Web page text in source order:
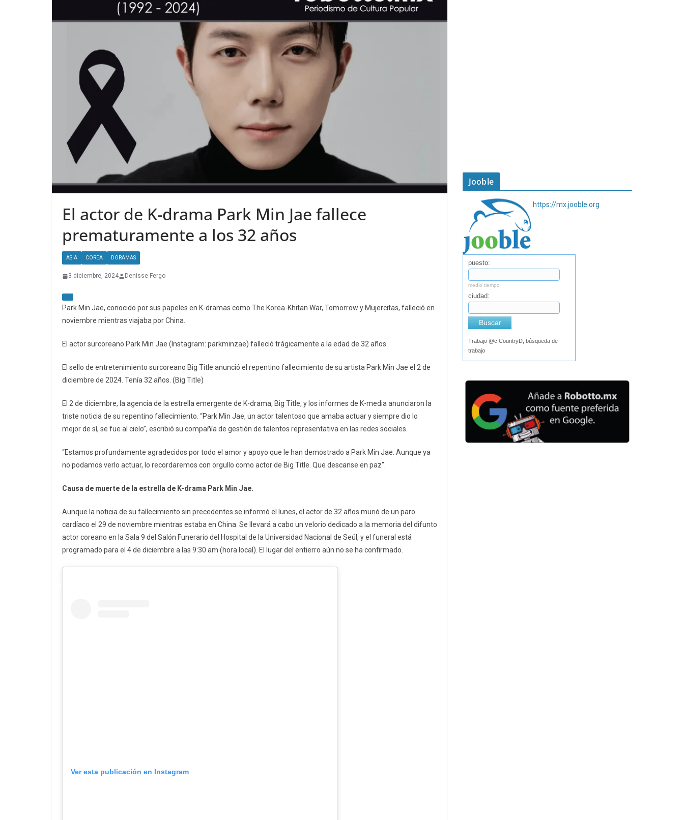
El actor de K-drama Park Min Jae fallece
prematuramente a los 32 años
ASIA COREA DORAMAS
3 diciembre, 2024 Denisse Fergo
Park Min Jae, conocido por sus papeles en K-dramas como The Korea-Khitan War, Tomorrow y Mujercitas, falleció en
noviembre mientras viajaba por China.
El actor surcoreano Park Min Jae (Instagram: parkminzae) falleció trágicamente a la edad de 32 años.
El sello de entretenimiento surcoreano Big Title anunció el repentino fallecimiento de su artista Park Min Jae el 2 de
diciembre de 2024. Tenía 32 años. (Big Title)
El 2 de diciembre, la agencia de la estrella emergente de K-drama, Big Title, y los informes de K-media anunciaron la
triste noticia de su repentino fallecimiento. “Park Min Jae, un actor talentoso que amaba actuar y siempre dio lo
mejor de sí, se fue al cielo”, escribió su compañía de gestión de talentos representativa en las redes sociales.
“Estamos profundamente agradecidos por todo el amor y apoyo que le han demostrado a Park Min Jae. Aunque ya
no podamos verlo actuar, lo recordaremos con orgullo como actor de Big Title. Que descanse en paz”.
Causa de muerte de la estrella de K-drama Park Min Jae.
Aunque la noticia de su fallecimiento sin precedentes se informó el lunes, el actor de 32 años murió de un paro
cardíaco el 29 de noviembre mientras estaba en China. Se llevará a cabo un velorio dedicado a la memoria del difunto
actor coreano en la Sala 9 del Salón Funerario del Hospital de la Universidad Nacional de Seúl, y el funeral está
programado para el 4 de diciembre a las 9:30 am (hora local). El lugar del entierro aún no se ha confirmado.
Ver esta publicación en Instagram
Jooble
https://mx.jooble.org
puesto:
medio tiempo
ciudad:
Buscar
Trabajo @c:CountryD, búsqueda de
trabajo